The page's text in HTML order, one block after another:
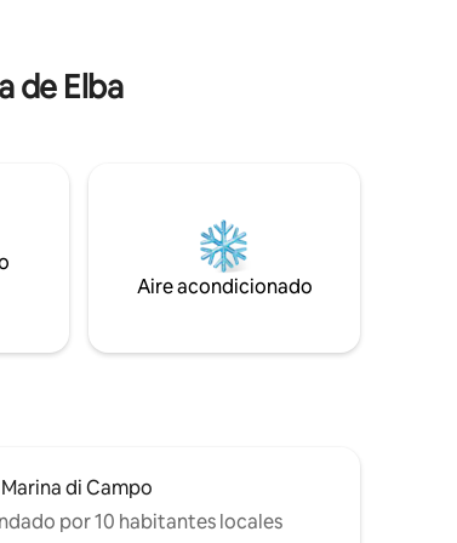
de Elba
Aire acondicionado
di Campo
por 10 habitantes locales